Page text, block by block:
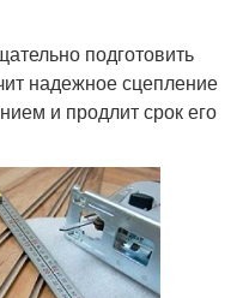
подготовить
надежное сцепление
и продлит срок его